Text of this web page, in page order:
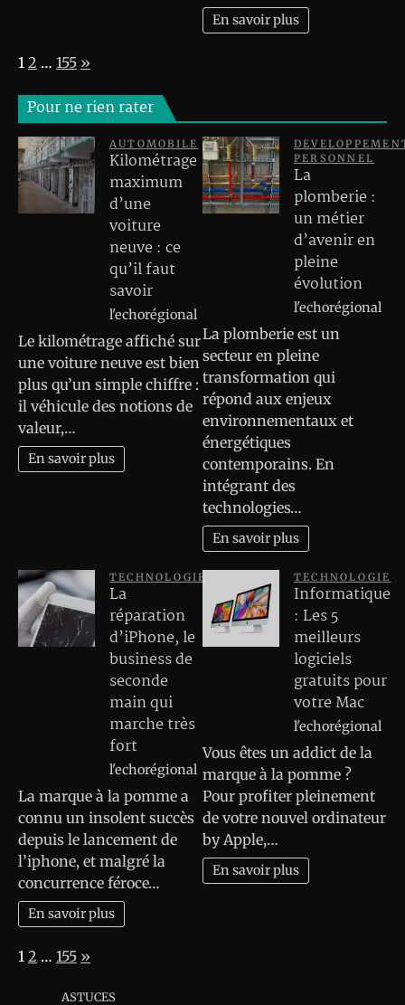
En savoir plus
Page:
1 2 … 155 Next
»
Pour ne rien rater
AUTOMOBILE
Kilométrage
maximum
d’une
voiture
neuve : ce
qu’il faut
savoir
l'echorégional
Le kilométrage affiché sur
une voiture neuve est bien
plus qu’un simple chiffre :
il véhicule des notions de
valeur,…
En savoir plus
PERSONNEL
La
plomberie :
un métier
d’avenir en
pleine
évolution
l'echorégional
La plomberie est un
secteur en pleine
transformation qui
répond aux enjeux
environnementaux et
énergétiques
contemporains. En
intégrant des
technologies…
En savoir plus
TECHNOLOGIE
La
réparation
d’iPhone, le
business de
seconde
main qui
marche très
fort
l'echorégional
La marque à la pomme a
connu un insolent succès
depuis le lancement de
l’iphone, et malgré la
concurrence féroce…
En savoir plus
TECHNOLOGIE
Informatique
: Les 5
meilleurs
logiciels
gratuits pour
votre Mac
l'echorégional
Vous êtes un addict de la
marque à la pomme ?
Pour profiter pleinement
de votre nouvel ordinateur
by Apple,…
En savoir plus
Page:
1 2 … 155 Next
»
ASTUCES